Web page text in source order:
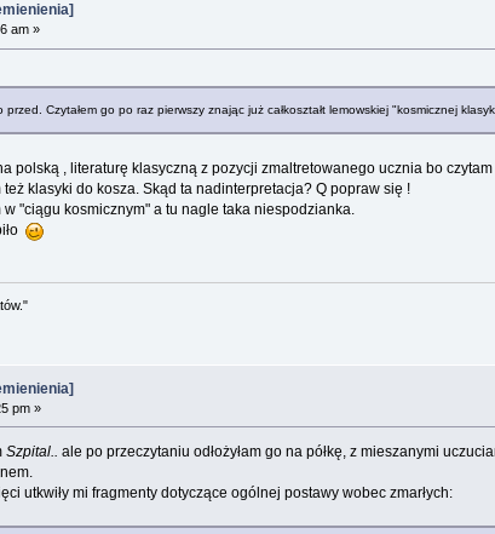
am »
Czytałem go po raz pierwszy znając już całkoształt lemowskiej "kosmicznej
polską , literaturę klasyczną z pozycji zmaltretowanego ucznia bo
klasyki do kosza. Skąd ta nadinterpretacja? Q popraw się !
"ciągu kosmicznym" a tu nagle taka niespodzianka.
pm »
Szpital.. ale po przeczytaniu odłożyłam go na półkę, z mieszanymi
utkwiły mi fragmenty dotyczące ogólnej postawy wobec zmarłych: